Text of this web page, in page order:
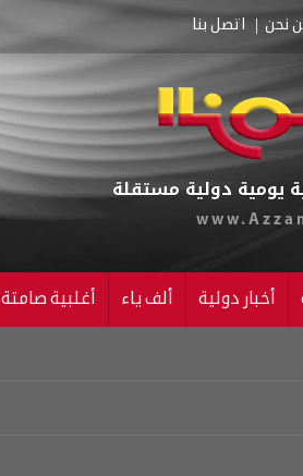
نحن اتصل بنا
يومية دولية مستقلة
أخبار دولية ألف ياء أغلبية صامتة